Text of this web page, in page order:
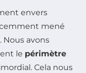
envers
mené
. Nous avons
le périmètre
Cela nous